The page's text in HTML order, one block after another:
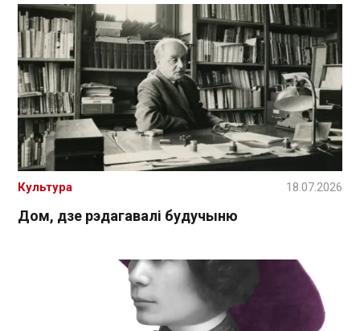
Дом, дзе рэдагавалі будучыню
Культура 18.07.2026